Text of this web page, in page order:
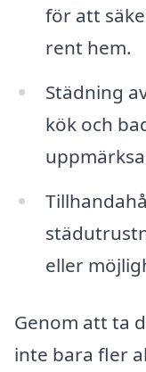
för att
rent hem.
Städning
kök och
eller
Genom att ta
inte bara fler